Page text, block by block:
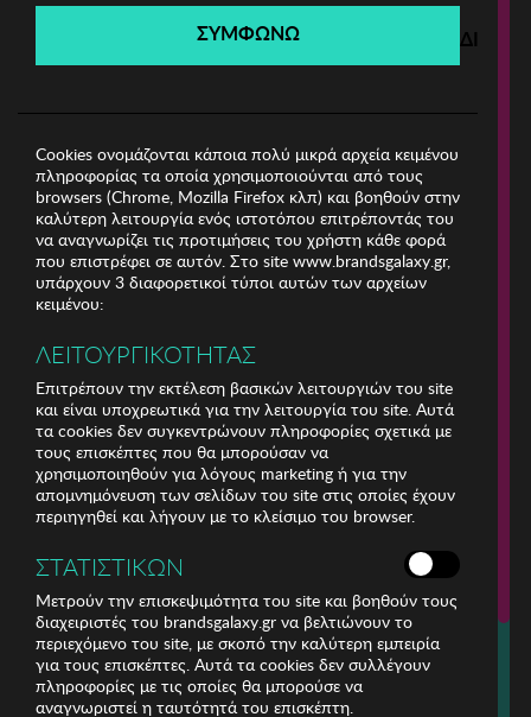
Filters
Για τηλεφωνικές παραγγελίες καλέστε
211 18 94 400
(Δευτέρα έως Παρασκευή 9:30 - 14:30 & 24ώρες Φωνητική Πύλη)
ΣΥΜΦΩΝΩ
Cookies ονομάζονται κάποια πολύ μικρά αρχεία κειμένου
πληροφορίας τα οποία χρησιμοποιούνται από τους
browsers (Chrome, Mozilla Firefox κλπ) και βοηθούν στην
καλύτερη λειτουργία ενός ιστοτόπου επιτρέποντάς του
να αναγνωρίζει τις προτιμήσεις του χρήστη κάθε φορά
που επιστρέφει σε αυτόν. Στο site www.brandsgalaxy.gr,
υπάρχουν 3 διαφορετικοί τύποι αυτών των αρχείων
κειμένου:
ΛΕΙΤΟΥΡΓΙΚΟΤΗΤΑΣ
Επιτρέπουν την εκτέλεση βασικών λειτουργιών του site
και είναι υποχρεωτικά για την λειτουργία του site. Αυτά
τα cookies δεν συγκεντρώνουν πληροφορίες σχετικά με
τους επισκέπτες που θα μπορούσαν να
χρησιμοποιηθούν για λόγους marketing ή για την
απομνημόνευση των σελίδων του site στις οποίες έχουν
περιηγηθεί και λήγουν με το κλείσιμο του browser.
ΣΤΑΤΙΣΤΙΚΩΝ
Μετρούν την επισκεψιμότητα του site και βοηθούν τους
διαχειριστές του brandsgalaxy.gr να βελτιώνουν το
περιεχόμενο του site, με σκοπό την καλύτερη εμπειρία
για τους επισκέπτες. Αυτά τα cookies δεν συλλέγουν
πληροφορίες με τις οποίες θα μπορούσε να
αναγνωριστεί η ταυτότητά του επισκέπτη.